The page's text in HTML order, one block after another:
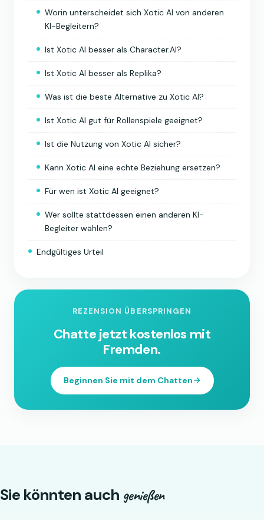
Worin unterscheidet sich Xotic AI von anderen
KI-Begleitern?
Ist Xotic AI besser als Character.AI?
Ist Xotic AI besser als Replika?
Was ist die beste Alternative zu Xotic AI?
Ist Xotic AI gut für Rollenspiele geeignet?
Ist die Nutzung von Xotic AI sicher?
Kann Xotic AI eine echte Beziehung ersetzen?
Für wen ist Xotic AI geeignet?
Wer sollte stattdessen einen anderen KI-
Begleiter wählen?
Endgültiges Urteil
REZENSION ÜBERSPRINGEN
Chatte jetzt kostenlos mit
Fremden.
Beginnen Sie mit dem Chatten
Sie könnten auch genießen